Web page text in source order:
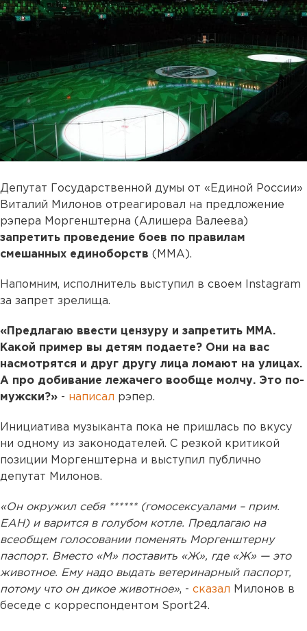
Депутат Государственной думы от «Единой России»
Виталий Милонов отреагировал на предложение
рэпера Моргенштерна (Алишера Валеева)
запретить проведение боев по правилам
смешанных единоборств (ММА).
Напомним, исполнитель выступил в своем Instagram
за запрет зрелища.
«Предлагаю ввести цензуру и запретить ММА.
Какой пример вы детям подаете? Они на вас
насмотрятся и друг другу лица ломают на улицах.
А про добивание лежачего вообще молчу. Это по-
мужски?» - написал рэпер.
Инициатива музыканта пока не пришлась по вкусу
ни одному из законодателей. С резкой критикой
позиции Моргенштерна и выступил публично
депутат Милонов.
«Он окружил себя ****** (гомосексуалами – прим.
ЕАН) и варится в голубом котле. Предлагаю на
всеобщем голосовании поменять Моргенштерну
паспорт. Вместо «М» поставить «Ж», где «Ж» — это
животное. Ему надо выдать ветеринарный паспорт,
потому что он дикое животное», - сказал Милонов в
беседе с корреспондентом Sport24.